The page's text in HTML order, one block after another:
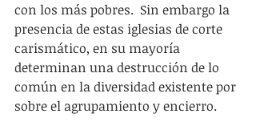
con los más pobres.  Sin embargo la
presencia de estas iglesias de corte
carismático, en su mayoría
determinan una destrucción de lo
común en la diversidad existente por
sobre el agrupamiento y encierro.